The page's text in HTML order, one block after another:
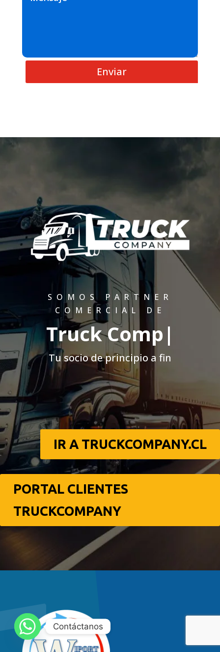
Enviar
SOMOS PARTNER
COMERCIAL DE
Tru|
Tu socio de principio a fin
IR A TRUCKCOMPANY.CL
PORTAL CLIENTES
TRUCKCOMPANY
Contáctanos